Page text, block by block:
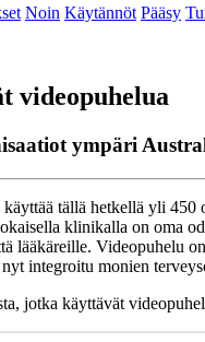
Noin Käytännöt Pääsy
videopuhelua
ympäri
käyttää tällä hetkellä yli 450
klinikalla on oma
ä lääkäreille. Videopuhelu on
nyt integroitu monien
, jotka käyttävät